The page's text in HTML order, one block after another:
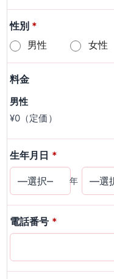
性別 *
男性
女性
料金
男性
¥0（定価）
生年月日 *
年
電話番号 *